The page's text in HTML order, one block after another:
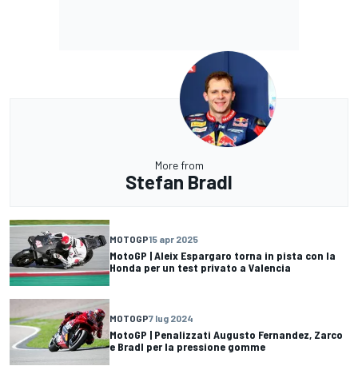
More from
Stefan Bradl
MOTOGP15 apr 2025
MotoGP | Aleix Espargaro torna in pista con la
Honda per un test privato a Valencia
MOTOGP7 lug 2024
MotoGP | Penalizzati Augusto Fernandez, Zarco
e Bradl per la pressione gomme